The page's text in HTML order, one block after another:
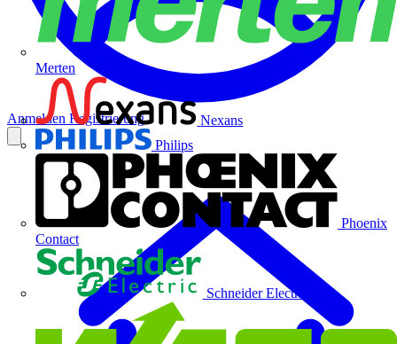
Merten
Nexans
Philips
Phoenix
Contact
Schneider Electric
Anmelden Registrierung